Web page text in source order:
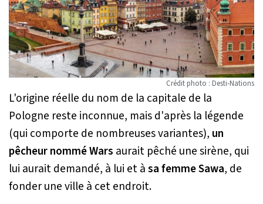
Crédit photo : Desti-Nations
L'origine réelle du nom de la capitale de la
Pologne reste inconnue, mais d'après la légende
(qui comporte de nombreuses variantes), un
pêcheur nommé Wars aurait pêché une sirène, qui
lui aurait demandé, à lui et àsa femme Sawa, de
fonder une ville à cet endroit.